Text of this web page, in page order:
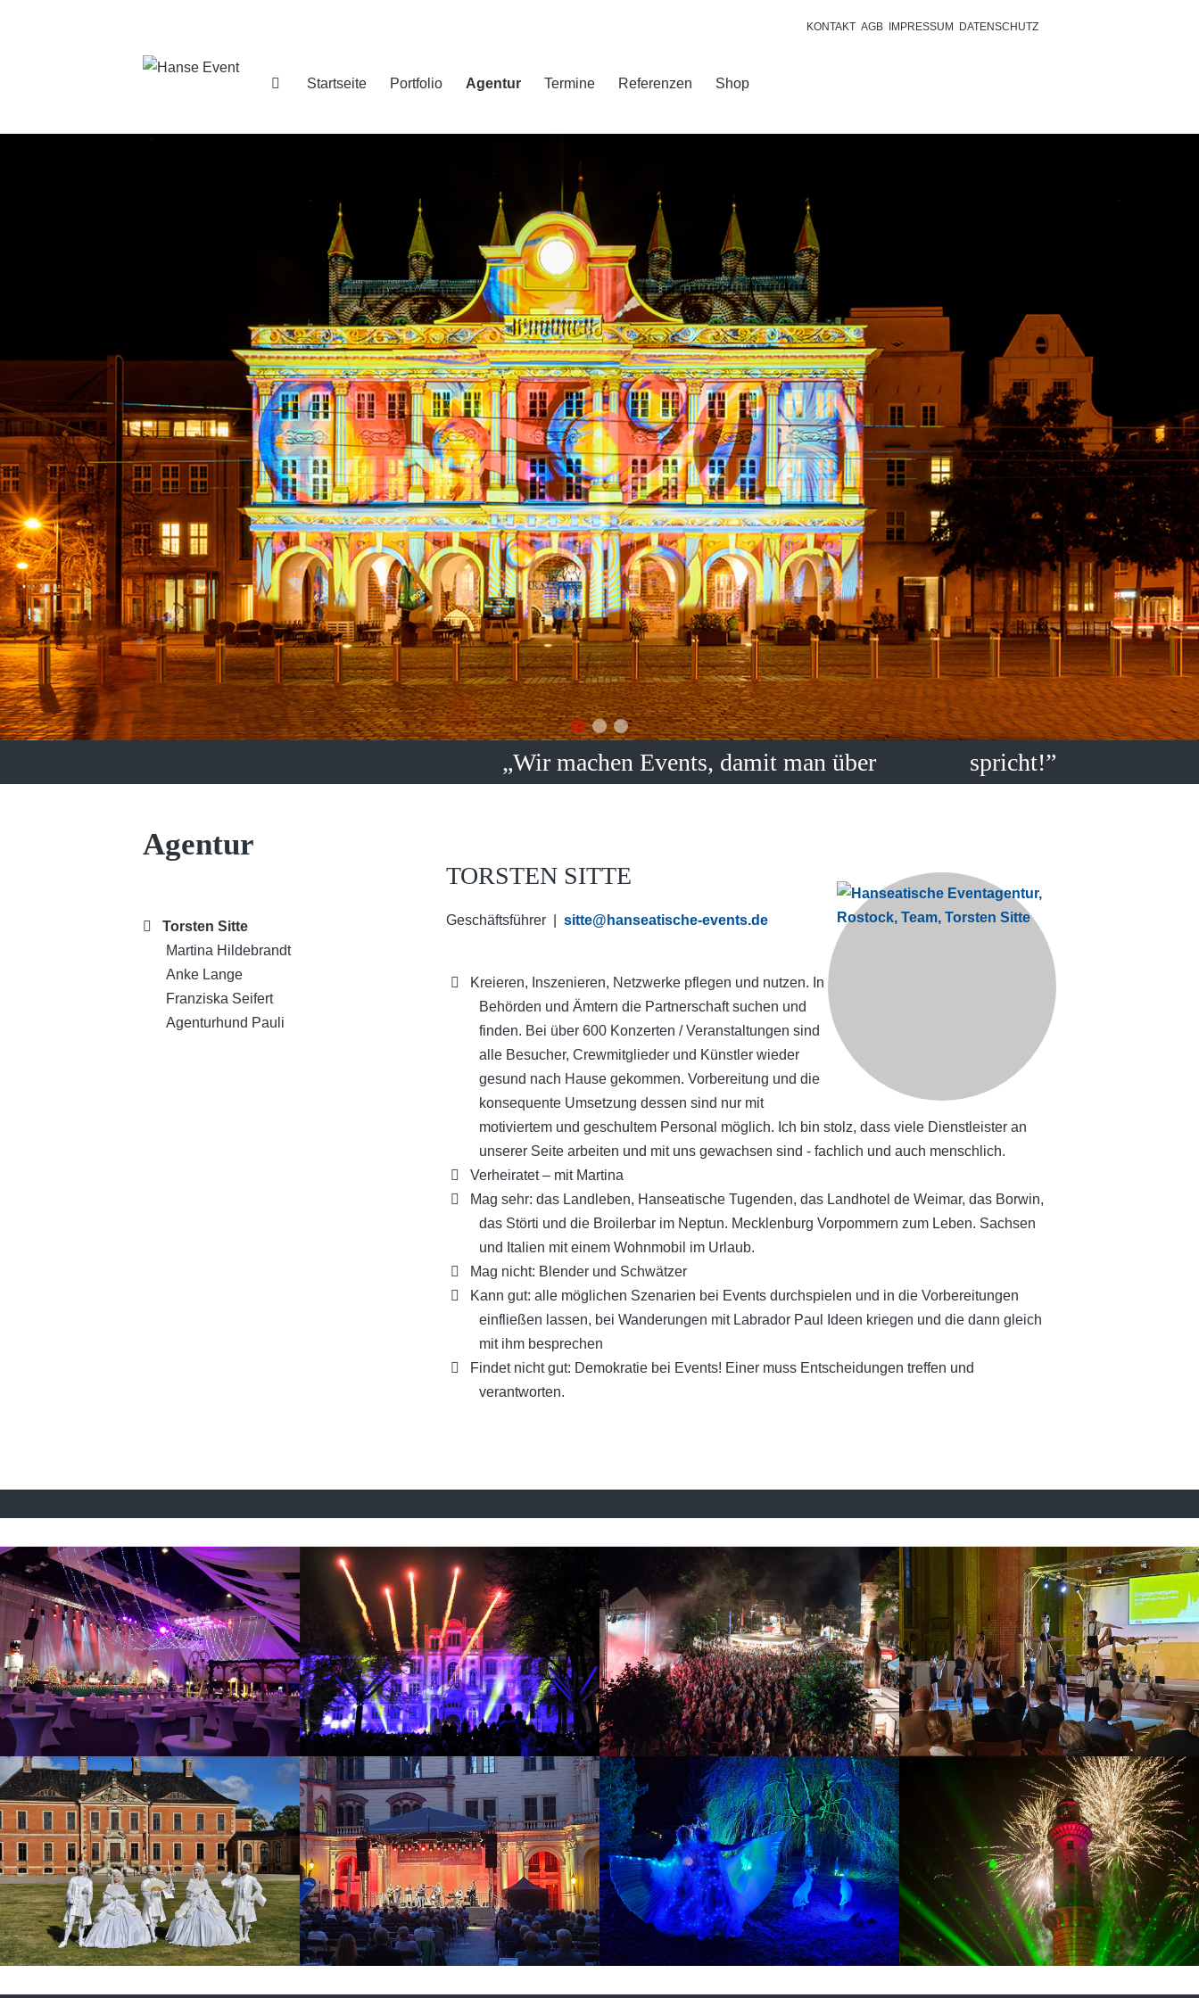
Startseite Portfolio Agentur Termine Referenzen Shop
KONTAKT AGB IMPRESSUM DATENSCHUTZ
„Wir machen Events, damit man über spricht!”
Agentur
Torsten Sitte
Martina Hildebrandt
Anke Lange
Franziska Seifert
Agenturhund Pauli
TORSTEN SITTE
Geschäftsführer | sitte@ hanseatische-events.de
Kreieren, Inszenieren, Netzwerke pflegen und nutzen. In
Behörden und Ämtern die Partnerschaft suchen und
finden. Bei über 600 Konzerten / Veranstaltungen sind
alle Besucher, Crewmitglieder und Künstler wieder
gesund nach Hause gekommen. Vorbereitung und die
konsequente Umsetzung dessen sind nur mit
motiviertem und geschultem Personal möglich. Ich bin stolz, dass viele Dienstleister an
unserer Seite arbeiten und mit uns gewachsen sind - fachlich und auch menschlich.
Verheiratet – mit Martina
Mag sehr: das Landleben, Hanseatische Tugenden, das Landhotel de Weimar, das Borwin,
das Störti und die Broilerbar im Neptun. Mecklenburg Vorpommern zum Leben. Sachsen
und Italien mit einem Wohnmobil im Urlaub.
Mag nicht: Blender und Schwätzer
Kann gut: alle möglichen Szenarien bei Events durchspielen und in die Vorbereitungen
einfließen lassen, bei Wanderungen mit Labrador Paul Ideen kriegen und die dann gleich
mit ihm besprechen
Findet nicht gut: Demokratie bei Events! Einer muss Entscheidungen treffen und
verantworten.